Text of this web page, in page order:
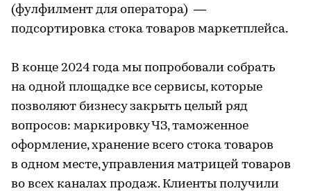
(фулфилмент для оператора) —
подсортировка стока товаров маркетплейса.
В конце 2024 года мы попробовали собрать
на одной площадке все сервисы, которые
позволяют бизнесу закрыть целый ряд
вопросов: маркировку ЧЗ, таможенное
оформление, хранение всего стока товаров
в одном месте, управления матрицей товаров
во всех каналах продаж. Клиенты получили